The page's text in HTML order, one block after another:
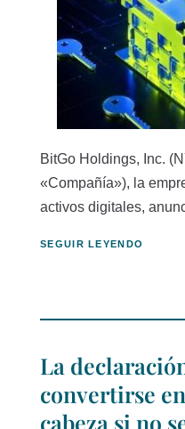
BitGo Holdings, Inc.
«Compañía»), la
activos digitales,
SEGUIR LEYENDO
La
convertirse
cabeza si no